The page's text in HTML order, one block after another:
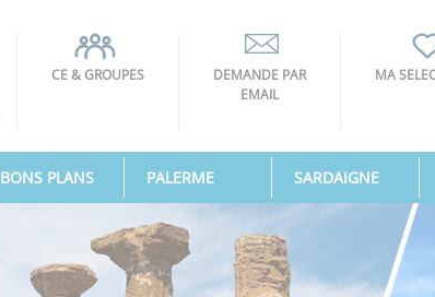
CE & GROUPES
DEMANDE PAR
EMAIL
MA
BONS PLANS PALERME SARDAIGNE